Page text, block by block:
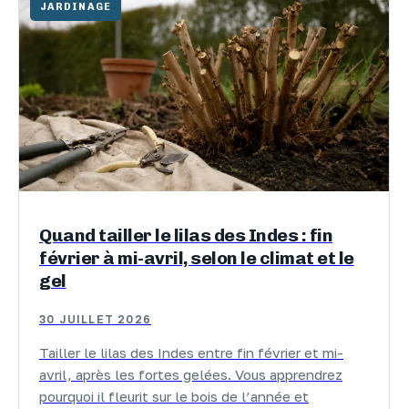
JARDINAGE
Quand tailler le lilas des Indes : fin
février à mi-avril, selon le climat et le
gel
30 JUILLET 2026
Tailler le lilas des Indes entre fin février et mi-
avril, après les fortes gelées. Vous apprendrez
pourquoi il fleurit sur le bois de l’année et